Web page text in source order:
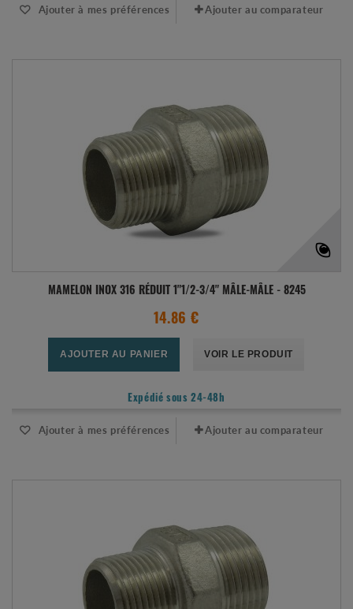
Ajouter à mes préférences Ajouter au comparateur
MAMELON INOX 316 RÉDUIT 1"1/2-3/4" MÂLE-MÂLE - 8245
14.86 €
AJOUTER AU PANIER VOIR LE PRODUIT
Expédié sous 24-48h
Ajouter à mes préférences Ajouter au comparateur